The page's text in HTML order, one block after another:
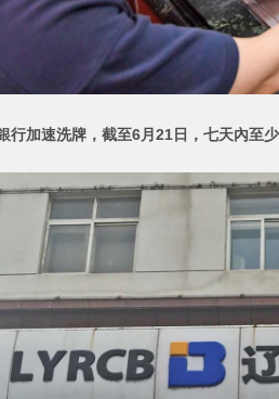
行加速洗牌，截至6月21日，七天內至